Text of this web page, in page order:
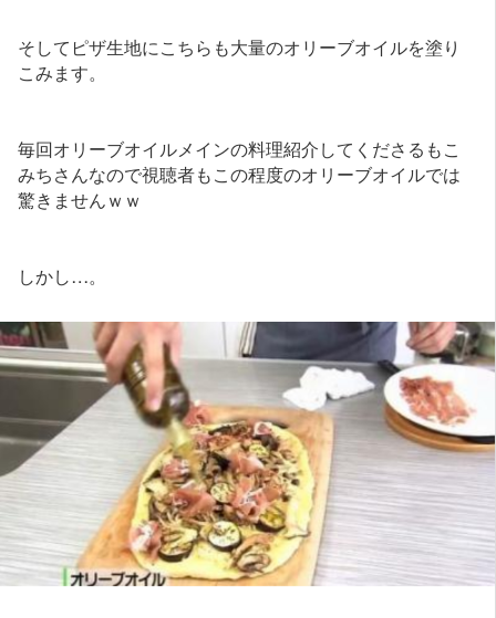
そしてピザ生地にこちらも大量のオリーブオイルを塗り
こみます。
毎回オリーブオイルメインの料理紹介してくださるもこ
みちさんなので視聴者もこの程度のオリーブオイルでは
驚きませんｗｗ
しかし…。